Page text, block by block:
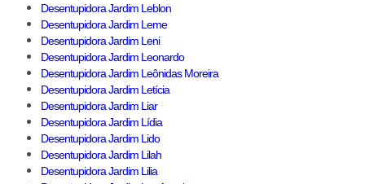
Desentupidora Jardim Leblon
Desentupidora Jardim Leme
Desentupidora Jardim Leni
Desentupidora Jardim Leonardo
Desentupidora Jardim Leônidas Moreira
Desentupidora Jardim Letícia
Desentupidora Jardim Liar
Desentupidora Jardim Lídia
Desentupidora Jardim Lido
Desentupidora Jardim Lilah
Desentupidora Jardim Lilia